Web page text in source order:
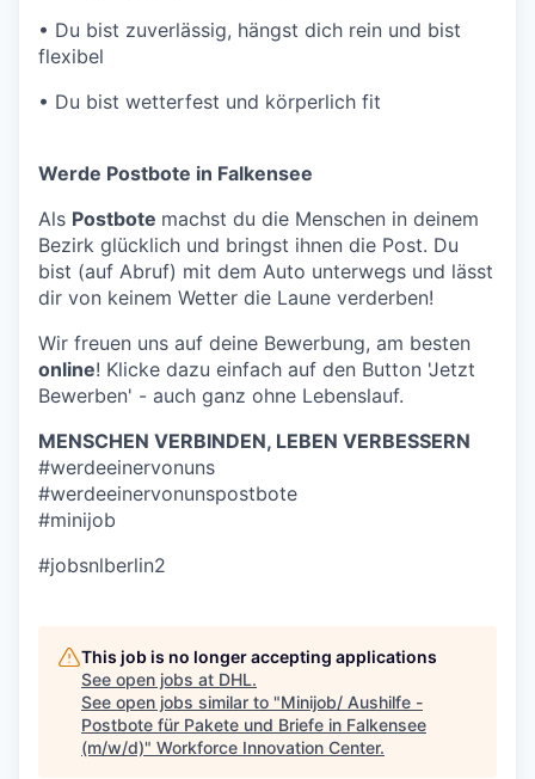
• Du bist zuverlässig, hängst dich rein und bist
flexibel
• Du bist wetterfest und körperlich fit
Werde Postbote in Falkensee
Als Postbote machst du die Menschen in deinem
Bezirk glücklich und bringst ihnen die Post. Du
bist (auf Abruf) mit dem Auto unterwegs und lässt
dir von keinem Wetter die Laune verderben!
Wir freuen uns auf deine Bewerbung, am besten
online! Klicke dazu einfach auf den Button 'Jetzt
Bewerben' - auch ganz ohne Lebenslauf.
MENSCHEN VERBINDEN, LEBEN VERBESSERN
#werdeeinervonuns
#werdeeinervonunspostbote
#minijob
#jobsnlberlin2
This job is no longer accepting applications
See open jobs at DHL.
See open jobs similar to "Minijob/ Aushilfe -
Postbote für Pakete und Briefe in Falkensee
(m/w/d)" Workforce Innovation Center.